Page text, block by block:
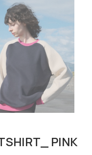
PINK